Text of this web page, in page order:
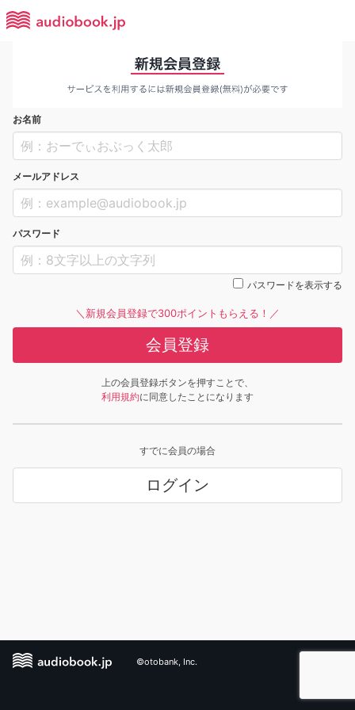
お名前
メールアドレス
パスワード
パスワードを表示する
＼新規会員登録で300ポイントもらえる！／
会員登録
上の会員登録ボタンを押すことで、
利用規約に同意したことになります
すでに会員の場合
ログイン
©otobank, Inc.